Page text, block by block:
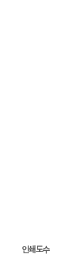
인쇄도수